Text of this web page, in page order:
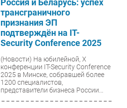
трансграничного
признания ЭП
подтверждён на IT-
Security Conference 2025
(Новости) На юбилейной, Х
конференции IT-Security Conference
2025 в Минске, собравшей более
1200 специалистов,
представители бизнеса России...